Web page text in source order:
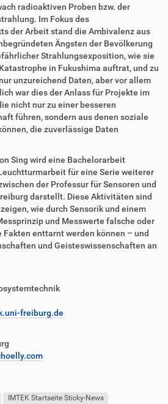
radioaktiven Proben bzw. der
Im Fokus des
der Arbeit stand die Ambivalenz aus
Ängsten der Bevölkerung
Strahlungsexposition, wie sie
in Fukushima auftrat, und zu
unzureichend Daten, aber vor allem
war dies der Anlass für Projekte im
nicht nur zu einer besseren
führen, sondern aus denen soziale
die zuverlässige Daten
Sing wird eine Bachelorarbeit
für eine Serie weiterer
der Professur für Sensoren und
darstellt. Diese Aktivitäten sind
wie durch Sensorik und einem
und Messwerte falsche oder
enttarnt werden können – und
und Geisteswissenschaften an
freiburg.de
IMTEK Startseite Sticky-News